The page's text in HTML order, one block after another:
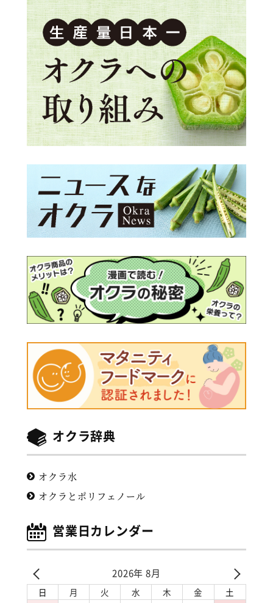
オクラ辞典
オクラ水
オクラとポリフェノール
営業日カレンダー
2026年 8月
日 月 火 水 木 金
土